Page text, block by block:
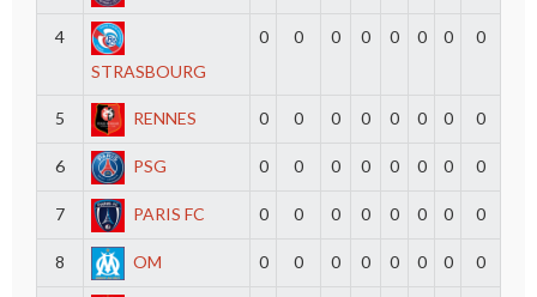
4
STRASBOURG
0 0 0 0 0 0 0 0
5 RENNES 0 0 0 0 0 0 0 0
6 PSG 0 0 0 0 0 0 0 0
7 PARIS FC 0 0 0 0 0 0 0 0
8 OM 0 0 0 0 0 0 0 0